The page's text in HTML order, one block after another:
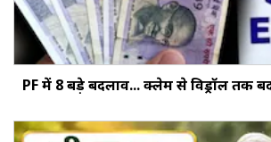
PF में 8 बड़े बदलाव... क्‍लेम से विड्रॉल तक